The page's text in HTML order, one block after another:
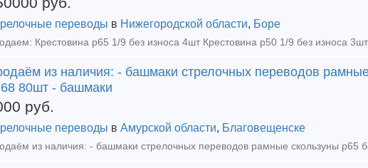
переводы в Нижегородской области, Боре
из наличия: - башмаки стрелочных переводов
80шт - башмаки
руб.
переводы в Амурской области, Благовещенске